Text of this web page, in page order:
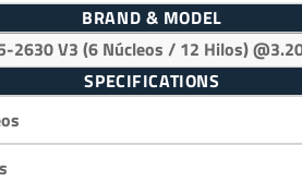
BRAND & MODEL
2630 V3 (6 Núcleos / 12 Hilos)
SPECIFICATIONS